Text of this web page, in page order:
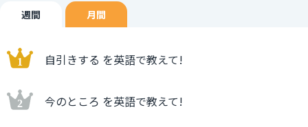
週間 月間
自引きする を英語で教えて!
今のところ を英語で教えて!